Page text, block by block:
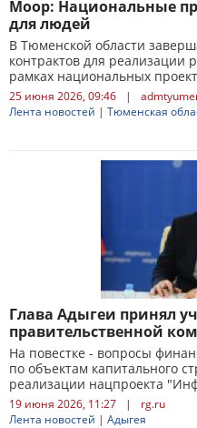
Моор: Национальные
для людей
В Тюменской области
контрактов для реализации
рамках национальных
25 июня 2026, 09:46 |
Лента новостей | Тюменская
Глава Адыгеи принял
правительственной
На повестке - вопросы
по объектам капитального
реализации нацпроекта
19 июня 2026, 11:27 |
rg.ru
Лента новостей | Адыгея